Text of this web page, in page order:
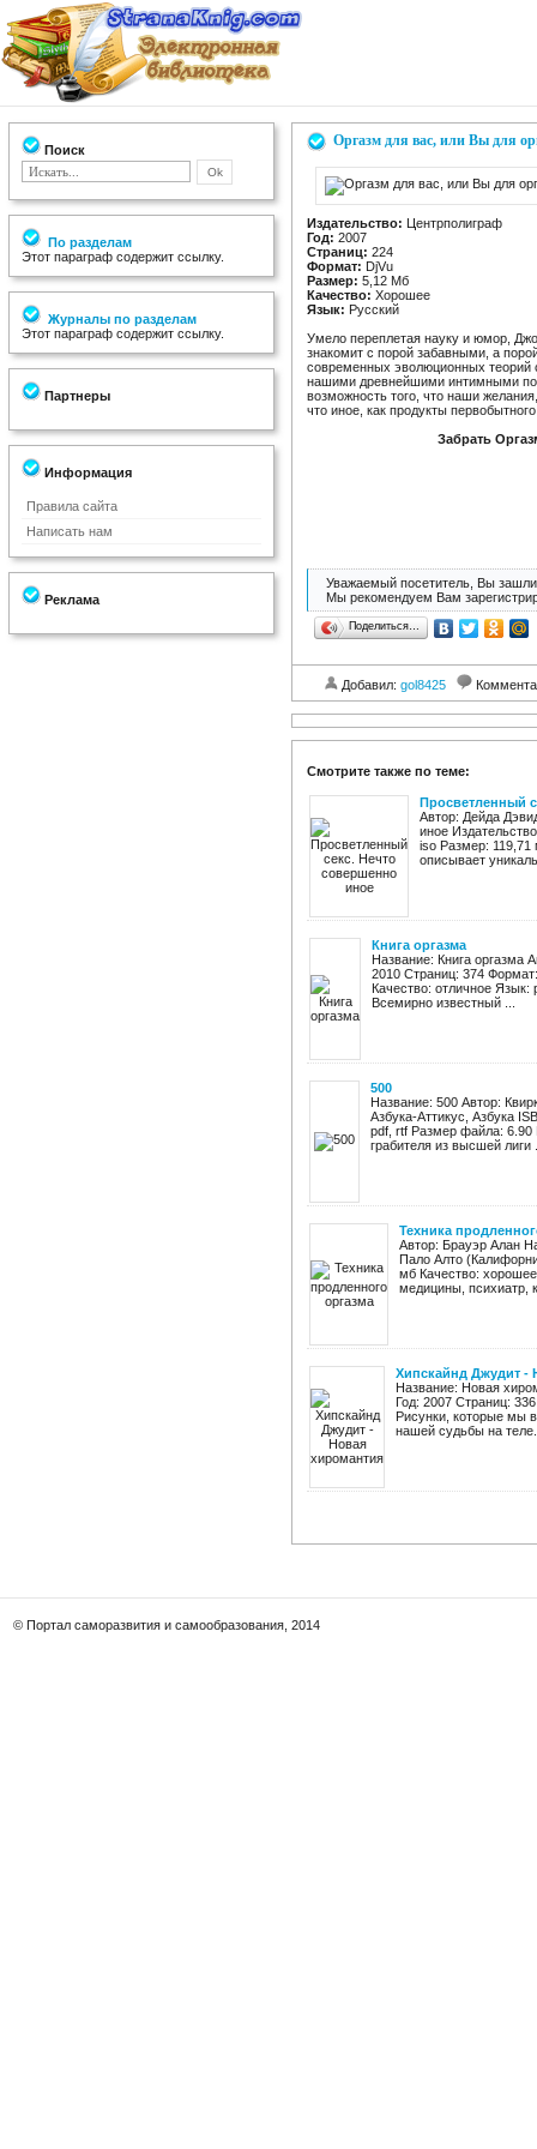
Поиск
По разделам
Этот параграф содержит ссылку.
Журналы по разделам
Этот параграф содержит ссылку.
Партнеры
Информация
Правила сайта
Написать нам
Реклама
Оргазм для вас, или Вы для
Издательство: Центрполиграф
Год: 2007
Страниц: 224
Формат: DjVu
Размер: 5,12 Мб
Качество: Хорошее
Язык: Русский
Умело переплетая науку и юмор,
знакомит с порой забавными, а
современных эволюционных теорий
нашими древнейшими интимными
возможность того, что наши
что иное, как продукты
Забрать
Уважаемый посетитель, Вы зашли
Мы рекомендуем Вам
Поделиться…
Добавил: gol8425
Смотрите также по теме:
Просветленный
Автор: Дейда
иное
iso Размер: 119,71
описывает
Книга оргазма
Название: Книга оргазма
2010 Страниц: 374
Качество: отличное Язык:
Всемирно известный ...
500
Название: 500 Автор:
Азбука-Аттикус, Азбука
pdf, rtf Размер файла:
грабителя из высшей лиги
Техника
Автор: Бpауэp Алан
Пало Алто
мб Качество:
медицины, психиатр,
Хипскайнд Джудит -
Название: Новая
Год: 2007 Страниц:
Рисунки, которые мы
нашей судьбы на
© Портал саморазвития и самообразования, 2014